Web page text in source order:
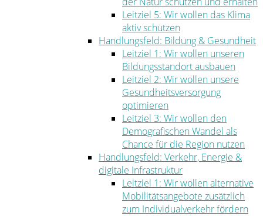
Leitziel 5: Wir wollen das Klima
aktiv schützen
Handlungsfeld: Bildung & Gesundheit
Leitziel 1: Wir wollen unseren
Bildungsstandort ausbauen
Leitziel 2: Wir wollen unsere
Gesundheitsversorgung
optimieren
Leitziel 3: Wir wollen den
Demografischen Wandel als
Chance für die Region nutzen
Handlungsfeld: Verkehr, Energie &
digitale Infrastruktur
Leitziel 1: Wir wollen alternative
Mobilitätsangebote zusätzlich
zum Individualverkehr fördern